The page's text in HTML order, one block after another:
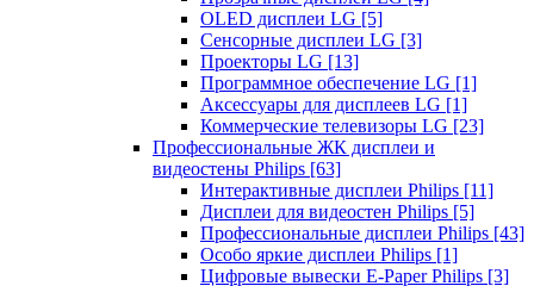
OLED дисплеи LG [5]
Сенсорные дисплеи LG [3]
Проекторы LG [13]
Программное обеспечение LG [1]
Аксессуары для дисплеев LG [1]
Коммерческие телевизоры LG [23]
Профессиональные ЖК дисплеи и
видеостены Philips [63]
Интерактивные дисплеи Philips [11]
Дисплеи для видеостен Philips [5]
Профессиональные дисплеи Philips [43]
Особо яркие дисплеи Philips [1]
Цифровые вывески E-Paper Philips [3]